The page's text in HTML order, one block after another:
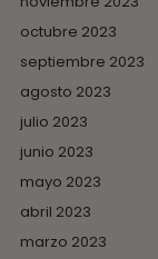
octubre 2023
septiembre 2023
agosto 2023
julio 2023
junio 2023
mayo 2023
abril 2023
marzo 2023